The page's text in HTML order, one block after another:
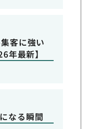
客に強い
年最新】
なる瞬間